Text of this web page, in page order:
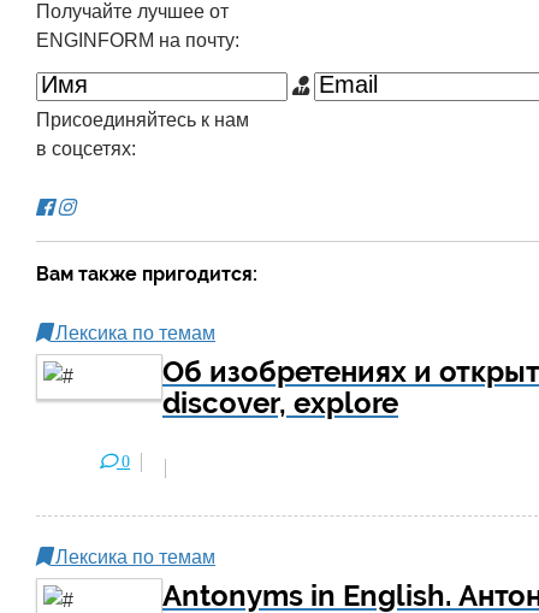
Получайте лучшее от
ENGINFORM на почту:
Присоединяйтесь к нам
в соцсетях:
Вам также пригодится:
Лексика по темам
Об изобретениях и
discover, explore
0
Лексика по темам
Antonyms in English.